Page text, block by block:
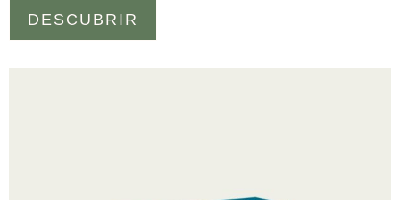
DESCUBRIR